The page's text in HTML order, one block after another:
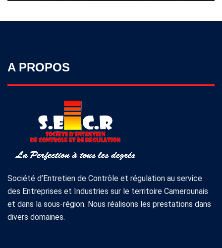
A PROPOS
Société d’Entretien de Contrôle et régulation au service
des Entreprises et Industries sur le territoire Camerounais
et dans la sous-région. Nous réalisons les prestations dans
divers domaines.